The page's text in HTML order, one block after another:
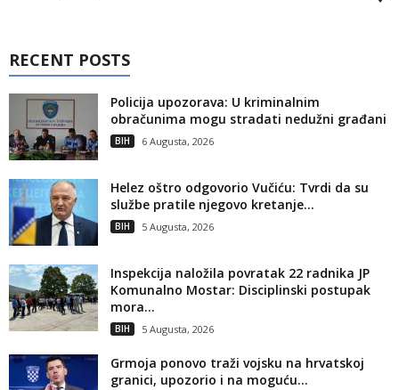
RECENT POSTS
Policija upozorava: U kriminalnim
obračunima mogu stradati nedužni građani
BIH 6 Augusta, 2026
Helez oštro odgovorio Vučiću: Tvrdi da su
službe pratile njegovo kretanje...
BIH 5 Augusta, 2026
Inspekcija naložila povratak 22 radnika JP
Komunalno Mostar: Disciplinski postupak
mora...
BIH 5 Augusta, 2026
Grmoja ponovo traži vojsku na hrvatskoj
granici, upozorio i na moguću...